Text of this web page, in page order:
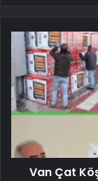
Van Çat